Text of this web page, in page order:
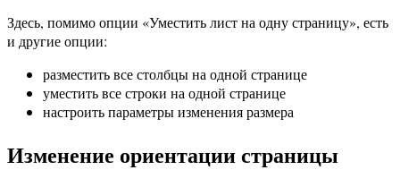
Здесь, помимо опции «Уместить лист на одну страницу», есть
и другие опции:
разместить все столбцы на одной странице
уместить все строки на одной странице
настроить параметры изменения размера
Изменение ориентации страницы